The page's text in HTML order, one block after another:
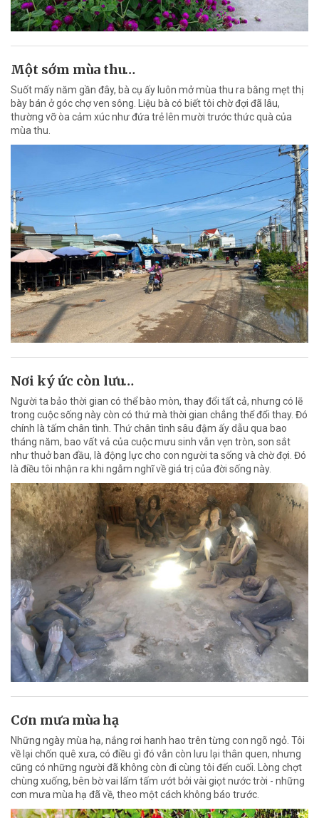
Một sớm mùa thu…
Suốt mấy năm gần đây, bà cụ ấy luôn mở mùa thu ra bằng mẹt thị
bày bán ở góc chợ ven sông. Liệu bà có biết tôi chờ đợi đã lâu,
thường vỡ òa cảm xúc như đứa trẻ lên mười trước thức quà của
mùa thu.
Nơi ký ức còn lưu…
Người ta bảo thời gian có thể bào mòn, thay đổi tất cả, nhưng có lẽ
trong cuộc sống này còn có thứ mà thời gian chẳng thể đổi thay. Đó
chính là tấm chân tình. Thứ chân tình sâu đậm ấy dẫu qua bao
tháng năm, bao vất vả của cuộc mưu sinh vẫn vẹn tròn, son sắt
như thuở ban đầu, là động lực cho con người ta sống và chờ đợi. Đó
là điều tôi nhận ra khi ngẫm nghĩ về giá trị của đời sống này.
Cơn mưa mùa hạ
Những ngày mùa hạ, nắng rơi hanh hao trên từng con ngõ ngỏ. Tôi
về lại chốn quê xưa, có điều gì đó vẫn còn lưu lại thân quen, nhưng
cũng có những người đã không còn đi cùng tôi đến cuối. Lòng chợt
chùng xuống, bên bờ vai lấm tấm ướt bởi vài giọt nước trời - những
cơn mưa mùa hạ đã về, theo một cách không báo trước.